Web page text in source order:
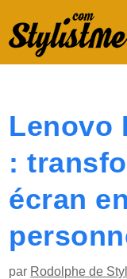
Lenovo
:
écran
par Rodolphe de